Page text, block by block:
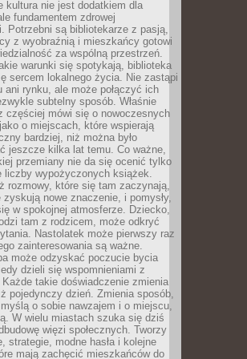
kultura nie jest dodatkiem dla
fundamentem zdrowej
Potrzebni są bibliotekarze z pasją,
z wyobraźnią i mieszkańcy gotowi
za wspólną przestrzeń.
warunki się spotykają, biblioteka
sercem lokalnego życia. Nie zastąpi
ani rynku, ale może połączyć ich
subtelny sposób. Właśnie
częściej mówi się o nowoczesnych
o miejscach, które wspierają
bardziej, niż można było
jeszcze kilka lat temu. Co ważne,
przemiany nie da się ocenić tylko
liczby wypożyczonych książek.
rozmowy, które się tam zaczynają,
nowe znaczenie, i pomysły,
w spokojnej atmosferze. Dziecko,
tam z rodzicem, może odkryć
Nastolatek może pierwszy raz
zainteresowania są ważne.
może odzyskać poczucie bycia
dzieli się wspomnieniami z
takie doświadczenie zmienia
pojedynczy dzień. Zmienia sposób,
o sobie nawzajem i o miejscu,
W wielu miastach szuka się dziś
więzi społecznych. Tworzy
strategie, modne hasła i kolejne
mają zachęcić mieszkańców do